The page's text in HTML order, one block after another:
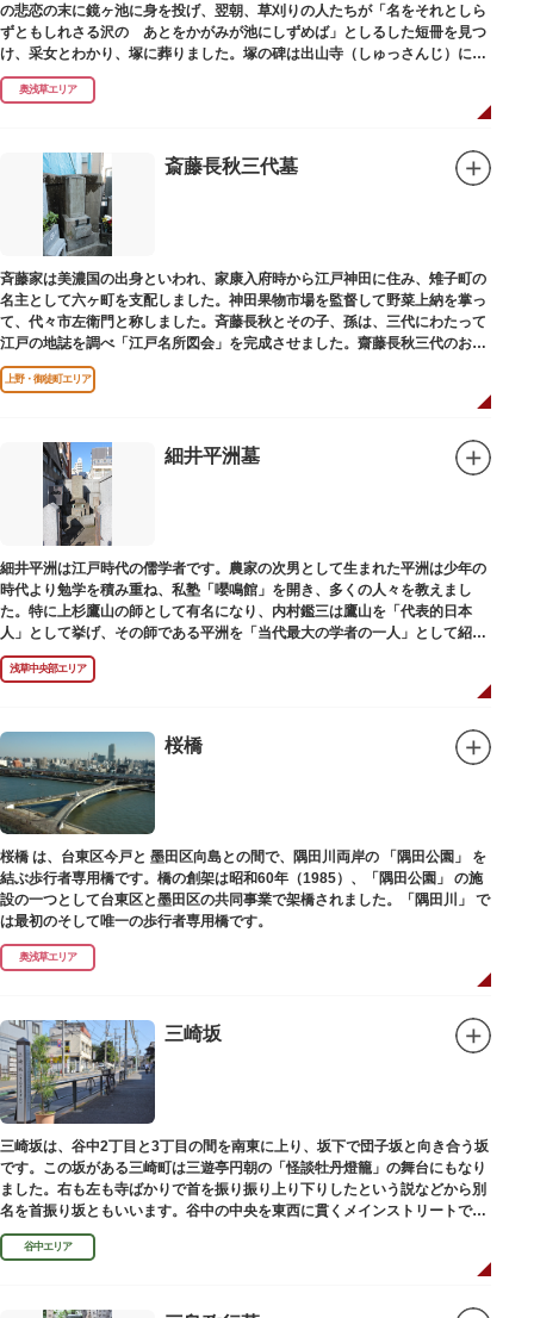
の悲恋の末に鏡ヶ池に身を投げ、翌朝、草刈りの人たちが「名をそれとしら
ずともしれさる沢の あとをかがみが池にしずめば」としるした短冊を見つ
け、采女とわかり、塚に葬りました。塚の碑は出山寺（しゅっさんじ）にあ
ります。
奥浅草エリア
斎藤長秋三代墓
斉藤家は美濃国の出身といわれ、家康入府時から江戸神田に住み、雉子町の
名主として六ヶ町を支配しました。神田果物市場を監督して野菜上納を掌っ
て、代々市左衛門と称しました。斉藤長秋とその子、孫は、三代にわたって
江戸の地誌を調べ「江戸名所図会」を完成させました。齋藤長秋三代のお墓
は法善寺（ほうぜんじ）にあります。
上野・御徒町エリア
細井平洲墓
細井平洲は江戸時代の儒学者です。農家の次男として生まれた平洲は少年の
時代より勉学を積み重ね、私塾「嚶鳴館」を開き、多くの人々を教えまし
た。特に上杉鷹山の師として有名になり、内村鑑三は鷹山を「代表的日本
人」として挙げ、その師である平洲を「当代最大の学者の一人」として紹介
しています。お墓は天嶽院（てんがくいん）境内にあります。
浅草中央部エリア
桜橋
桜橋 は、台東区今戸と 墨田区向島との間で、隅田川両岸の 「隅田公園」 を
結ぶ歩行者専用橋です。橋の創架は昭和60年（1985）、「隅田公園」 の施
設の一つとして台東区と墨田区の共同事業で架橋されました。「隅田川」 で
は最初のそして唯一の歩行者専用橋です。
奥浅草エリア
三崎坂
三崎坂は、谷中2丁目と3丁目の間を南東に上り、坂下で団子坂と向き合う坂
です。この坂がある三崎町は三遊亭円朝の「怪談牡丹燈籠」の舞台にもなり
ました。右も左も寺ばかりで首を振り振り上り下りしたという説などから別
名を首振り坂ともいいます。谷中の中央を東西に貫くメインストリートで
す。
谷中エリア